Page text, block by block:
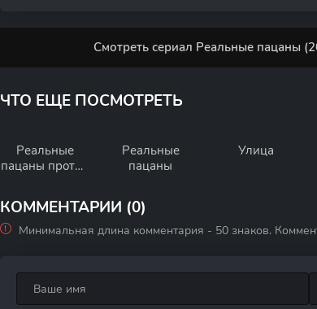
Смотреть сериал Реальные пацаны
ЧТО ЕЩЕ ПОСМОТРЕТЬ
Реальные
пацаны против
Реальные
пацаны
Улица
КОММЕНТАРИИ (0)
Минимальная длина комментария - 50 знаков.